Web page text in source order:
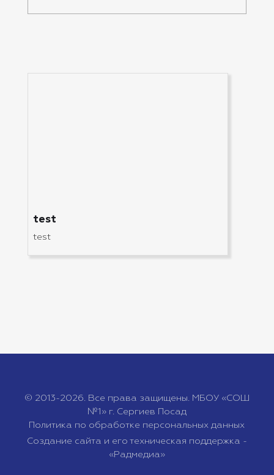
test
test
© 2013-2026. Все права защищены. МБОУ «СОШ
№1» г. Сергиев Посад
Политика по обработке персональных данных
Создание сайта и его техническая поддержка -
«Радмедиа»